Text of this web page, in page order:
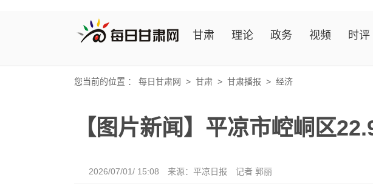
甘肃 理论 政务 视频 时评
您当前的位置 ： 每日甘肃网 > 甘肃 > 甘肃播报 > 经济
【图片新闻】平凉市崆峒区
2026/07/01/ 15:08 来源：平凉日报 记者 郭丽